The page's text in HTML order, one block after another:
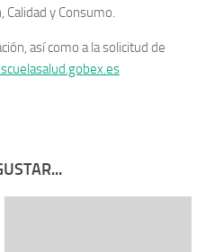
y Consumo.
así como a la solicitud de